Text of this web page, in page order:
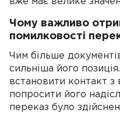
Чому важливо
помилковості
Чим більше
сильніша його
встановити контакт з
попросити його
переказ було